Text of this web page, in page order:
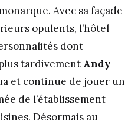
Avec sa façade
opulents, l’hôtel
dont
tardivement Andy
et continue de jouer un
de l’établissement
Désormais au